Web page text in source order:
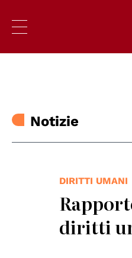
Notizie
DIRITTI UMANI
diritti